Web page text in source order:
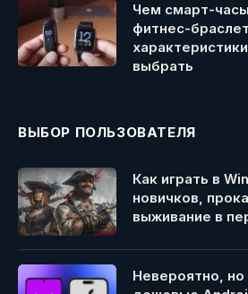
Чем смарт-
фитнес-
выбрать
ВЫБОР ПОЛЬЗОВАТЕЛЯ
Как играть в
новичков,
выживание в
Невероятно,